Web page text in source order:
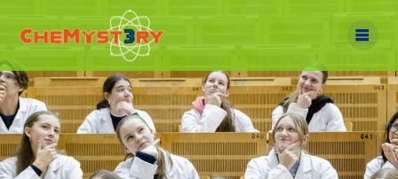
springen